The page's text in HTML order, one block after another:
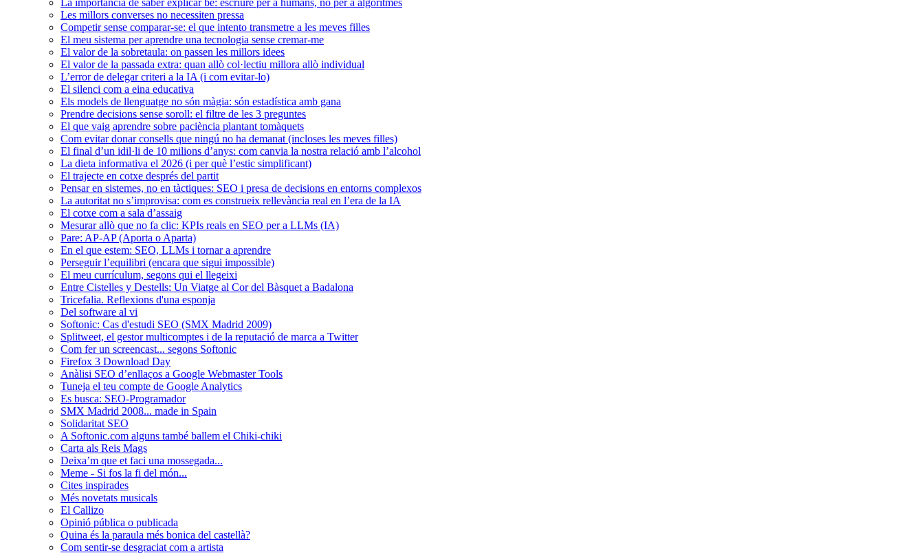
La importància de saber explicar bé: escriure per a humans, no per a algoritmes
Les millors converses no necessiten pressa
Competir sense comparar-se: el que intento transmetre a les meves filles
El meu sistema per aprendre una tecnologia sense cremar-me
El valor de la sobretaula: on passen les millors idees
El valor de la passada extra: quan allò col·lectiu millora allò individual
L’error de delegar criteri a la IA (i com evitar-lo)
El silenci com a eina educativa
Els models de llenguatge no són màgia: són estadística amb gana
Prendre decisions sense soroll: el filtre de les 3 preguntes
El que vaig aprendre sobre paciència plantant tomàquets
Com evitar donar consells que ningú no ha demanat (incloses les meves filles)
El final d’un idil·li de 10 milions d’anys: com canvia la nostra relació amb l’alcohol
La dieta informativa el 2026 (i per què l’estic simplificant)
El trajecte en cotxe després del partit
Pensar en sistemes, no en tàctiques: SEO i presa de decisions en entorns complexos
La autoritat no s’improvisa: com es construeix rellevància real en l’era de la IA
El cotxe com a sala d’assaig
Mesurar allò que no fa clic: KPIs reals en SEO per a LLMs (IA)
Pare: AP-AP (Aporta o Aparta)
En el que estem: SEO, LLMs i tornar a aprendre
Perseguir l’equilibri (encara que sigui impossible)
El meu currículum, segons qui el llegeixi
Entre Cistelles y Destells: Un Viatge al Cor del Bàsquet a Badalona
Tricefalia. Reflexions d'una esponja
Del software al vi
Softonic: Cas d'estudi SEO (SMX Madrid 2009)
Splitweet, el gestor multicomptes i de la reputació de marca a Twitter
Com fer un screencast... segons Softonic
Firefox 3 Download Day
Anàlisi SEO d’enllaços a Google Webmaster Tools
Tuneja el teu compte de Google Analytics
Es busca: SEO-Programador
SMX Madrid 2008... made in Spain
Solidaritat SEO
A Softonic.com alguns també ballem el Chiki-chiki
Carta als Reis Mags
Deixa’m que et faci una mossegada...
Meme - Si fos la fi del món...
Cites inspirades
Més novetats musicals
El Callizo
Opinió pública o publicada
Quina és la paraula més bonica del castellà?
Com sentir-se desgraciat com a artista